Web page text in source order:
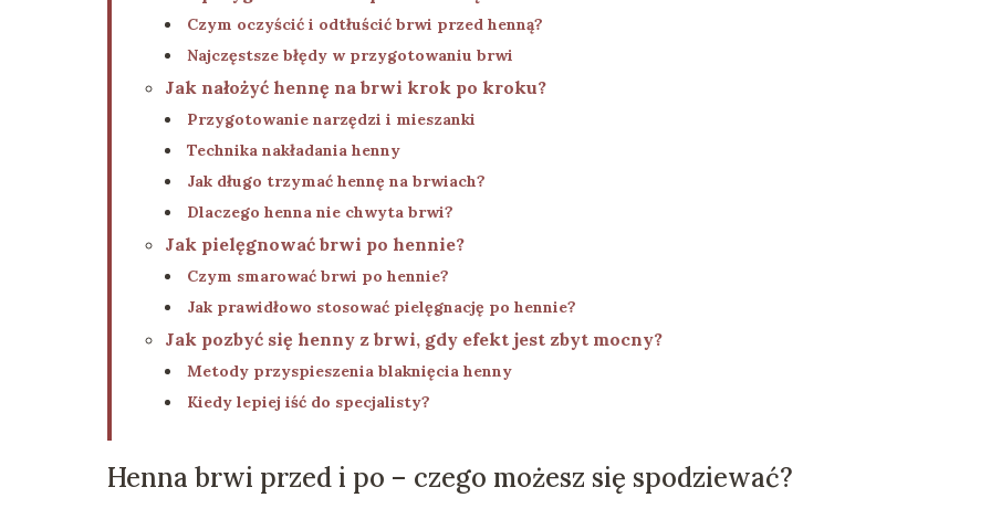
Czym oczyścić i odtłuścić brwi przed henną?
Najczęstsze błędy w przygotowaniu brwi
Jak nałożyć hennę na brwi krok po kroku?
Przygotowanie narzędzi i mieszanki
Technika nakładania henny
Jak długo trzymać hennę na brwiach?
Dlaczego henna nie chwyta brwi?
Jak pielęgnować brwi po hennie?
Czym smarować brwi po hennie?
Jak prawidłowo stosować pielęgnację po hennie?
Jak pozbyć się henny z brwi, gdy efekt jest zbyt mocny?
Metody przyspieszenia blaknięcia henny
Kiedy lepiej iść do specjalisty?
Henna brwi przed i po – czego możesz się spodziewać?